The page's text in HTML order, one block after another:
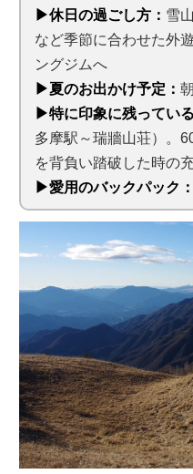
▶休日の過ごし方： 雪
など季節に合わせた外
ングジムへ
▶夏のお出かけ予定：
▶特に印象に残ってい
多摩駅～瑞牆山荘）。
を背負い踏破した時の
▶愛用のバックパック：